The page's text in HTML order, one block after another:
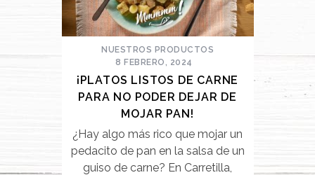
NUESTROS PRODUCTOS
8 FEBRERO, 2024
¡PLATOS LISTOS DE CARNE
PARA NO PODER DEJAR DE
MOJAR PAN!
¿Hay algo más rico que mojar un
pedacito de pan en la salsa de un
guiso de carne? En Carretilla,